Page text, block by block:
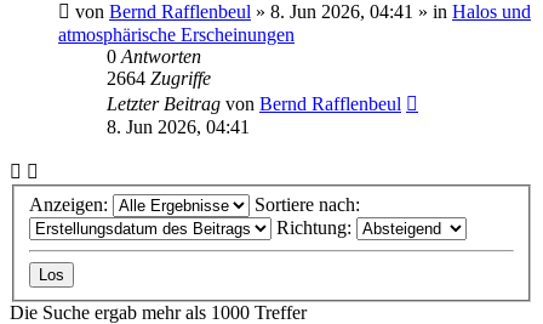
von Bernd Rafflenbeul » 8. Jun 2026, 04:41 » in Halos und
atmosphärische Erscheinungen
0 Antworten
2664 Zugriffe
Letzter Beitrag von Bernd Rafflenbeul
8. Jun 2026, 04:41
Anzeigen:
Sortiere nach:
Richtung:
Die Suche ergab mehr als 1000 Treffer